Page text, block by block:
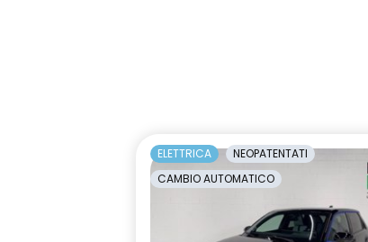
ELETTRICA
NEOPATENTATI
CAMBIO AUTOMATICO